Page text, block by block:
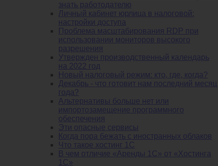
знать работодателю
Личный кабинет юрлица в налоговой:
настройки доступа
Проблема масштабирования RDP при
использовании мониторов высокого
разрешения
Утвержден производственный календарь
на 2022 год
Новый налоговый режим: кто, где, когда?
Декабрь - что готовит нам последний месяц
года?
Альтернативы больше нет или
импортозамещение программного
обеспечения
Эти опасные сервисы
Когда пора бежать с иностранных облаков
Что такое хостинг 1С
В чем отличие «Аренды 1С» от «Хостинга
1С»